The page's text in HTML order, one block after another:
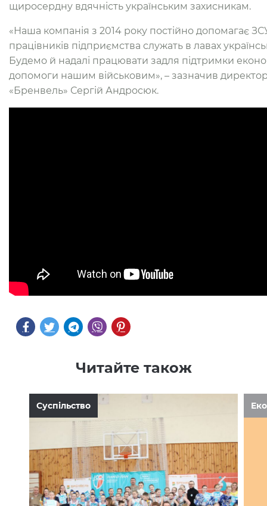
щиросердну вдячність українським захисникам.
«Наша компанія з 2014 року постійно допомагає
працівників підприємства служать в лавах
Будемо й надалі працювати задля підтримки
допомоги нашим військовим», – зазначив
«Бренвель» Сергій Андросюк.
Читайте також
Суспільство